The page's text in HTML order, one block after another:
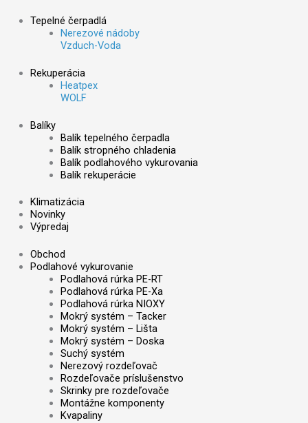
Tepelné čerpadlá
Nerezové nádoby
Vzduch-Voda
Rekuperácia
Heatpex
WOLF
Balíky
Balík tepelného čerpadla
Balík stropného chladenia
Balík podlahového vykurovania
Balík rekuperácie
Klimatizácia
Novinky
Výpredaj
Obchod
Podlahové vykurovanie
Podlahová rúrka PE-RT
Podlahová rúrka PE-Xa
Podlahová rúrka NIOXY
Mokrý systém – Tacker
Mokrý systém – Lišta
Mokrý systém – Doska
Suchý systém
Nerezový rozdeľovač
Rozdeľovače príslušenstvo
Skrinky pre rozdeľovače
Montážne komponenty
Kvapaliny